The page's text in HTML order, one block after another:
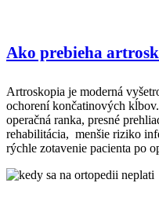
Ako prebieha
Artroskopia je moderná
ochorení končatinových
operačná ranka, presné
rehabilitácia, menšie riziko
rýchle zotavenie pacienta po